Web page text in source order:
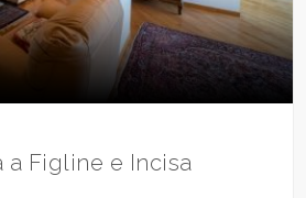
a Figline e Incisa